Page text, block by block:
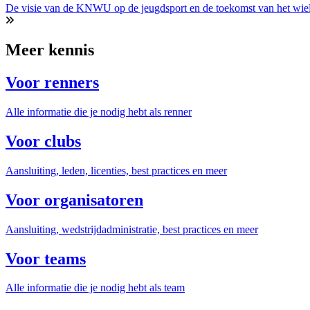
De visie van de KNWU op de jeugdsport en de toekomst van het
Meer kennis
Voor renners
Alle informatie die je nodig hebt als renner
Voor clubs
Aansluiting, leden, licenties, best practices en meer
Voor organisatoren
Aansluiting, wedstrijdadministratie, best practices en meer
Voor teams
Alle informatie die je nodig hebt als team